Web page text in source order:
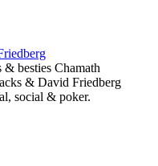
& besties Chamath
& David Friedberg
social & poker.